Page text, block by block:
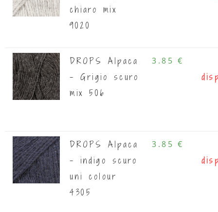
chiaro mix
9020
DROPS Alpaca
- Grigio scuro
mix 506
3.85 €
DROPS Alpaca
- indigo scuro
uni colour
4305
3.85 €